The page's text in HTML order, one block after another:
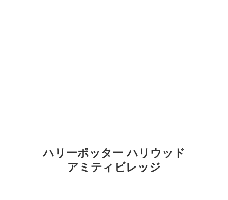
ハリーポッター ハリウッド
アミティビレッジ